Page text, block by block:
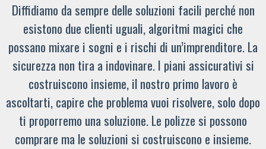
Diffidiamo da sempre delle soluzioni facili perché non
esistono due clienti uguali, algoritmi magici che
possano mixare i sogni e i rischi di un’imprenditore. La
sicurezza non tira a indovinare. I piani assicurativi si
costruiscono insieme, il nostro primo lavoro è
ascoltarti, capire che problema vuoi risolvere, solo dopo
ti proporremo una soluzione. Le polizze si possono
comprare ma le soluzioni si costruiscono e insieme.